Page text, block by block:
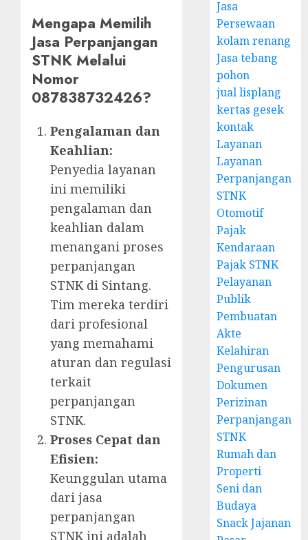
Mengapa Memilih
Jasa Perpanjangan
STNK Melalui
Nomor
087838732426?
Pengalaman dan
Keahlian:
Penyedia layanan
ini memiliki
pengalaman dan
keahlian dalam
menangani proses
perpanjangan
STNK di Sintang.
Tim mereka terdiri
dari profesional
yang memahami
aturan dan regulasi
terkait
perpanjangan
STNK.
Proses Cepat dan
Efisien:
Keunggulan utama
dari jasa
perpanjangan
STNK ini adalah
Jasa
Persewaan
kolam renang
Jasa tebang
pohon
jual lisplang
kertas gesek
kontak
Layanan
Layanan
Perpanjangan
STNK
Otomotif
Pajak
Kendaraan
Pajak STNK
Pelayanan
Publik
Pembuatan
Akte
Kelahiran
Pengurusan
Dokumen
Perizinan
Perpanjangan
STNK
Rumah dan
Properti
Seni dan
Budaya
Snack Jajanan